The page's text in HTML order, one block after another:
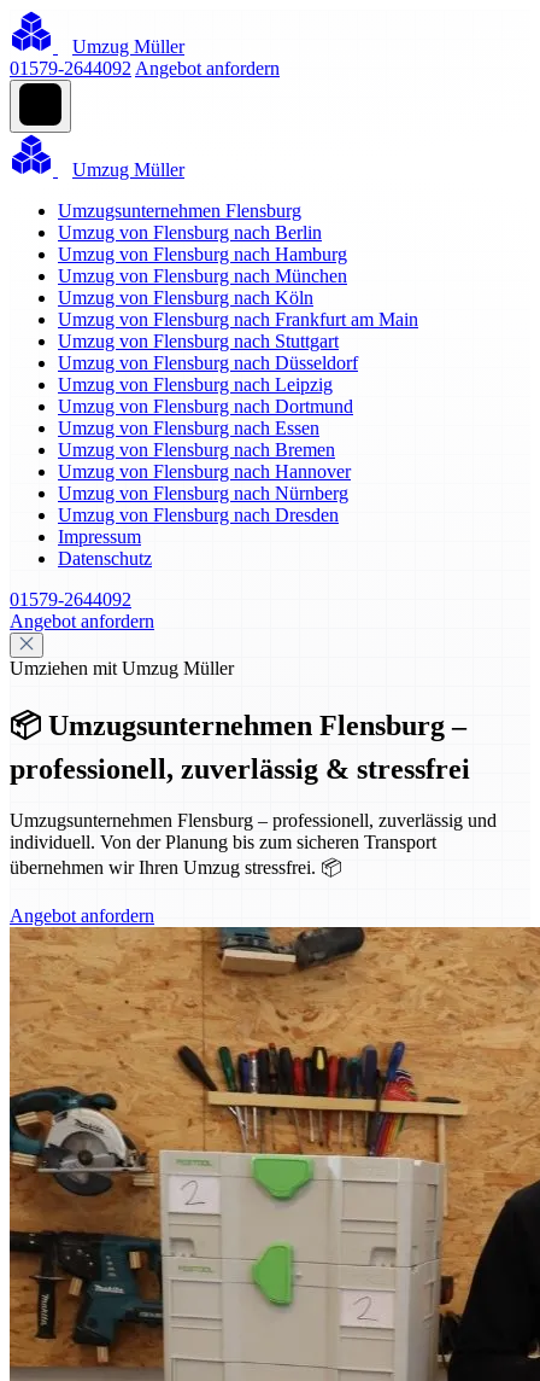
Umzug Müller
01579-2644092 Angebot anfordern
Umzug Müller
Umzugsunternehmen Flensburg
Umzug von Flensburg nach Berlin
Umzug von Flensburg nach Hamburg
Umzug von Flensburg nach München
Umzug von Flensburg nach Köln
Umzug von Flensburg nach Frankfurt am Main
Umzug von Flensburg nach Stuttgart
Umzug von Flensburg nach Düsseldorf
Umzug von Flensburg nach Leipzig
Umzug von Flensburg nach Dortmund
Umzug von Flensburg nach Essen
Umzug von Flensburg nach Bremen
Umzug von Flensburg nach Hannover
Umzug von Flensburg nach Nürnberg
Umzug von Flensburg nach Dresden
Impressum
Datenschutz
01579-2644092
Angebot anfordern
Umziehen mit Umzug Müller
📦 Umzugsunternehmen Flensburg –
professionell, zuverlässig & stressfrei
Umzugsunternehmen Flensburg – professionell, zuverlässig und
individuell. Von der Planung bis zum sicheren Transport
übernehmen wir Ihren Umzug stressfrei. 📦
Angebot anfordern